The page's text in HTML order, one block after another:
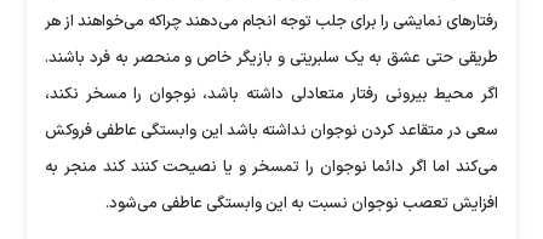
رفتارهای نمایشی را برای جلب توجه انجام می‌دهند چراکه می‌خواهند از هر
طریقی حتی عشق به یک سلبریتی و بازیگر خاص و منحصر به فرد باشند.
اگر محیط بیرونی رفتار متعادلی داشته باشد، نوجوان را مسخر نکند،
سعی در متقاعد کردن نوجوان نداشته باشد این وابستگی عاطفی فروکش
می‌کند اما اگر دائما نوجوان را تمسخر و یا نصیحت کنند کند منجر به
افزایش تعصب نوجوان نسبت به این وابستگی عاطفی می‌شود.